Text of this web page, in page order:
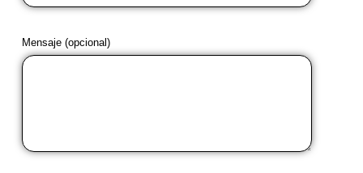
Mensaje (opcional)